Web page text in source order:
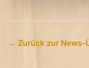
← Zurück zur News-